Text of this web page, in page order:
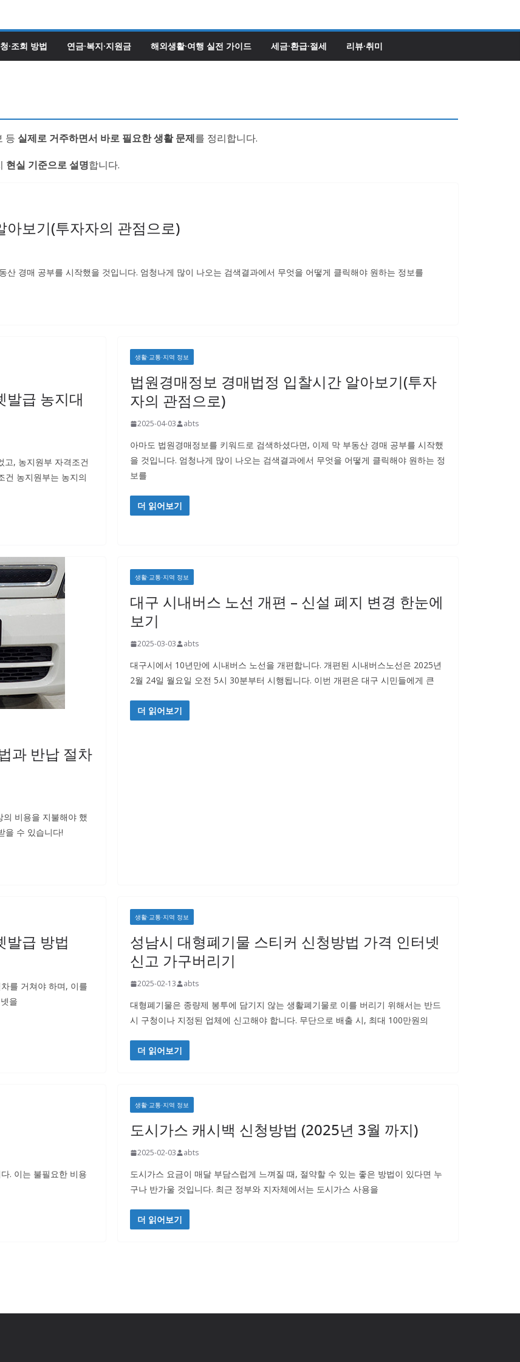
·조회 방법 연금·복지·지원금 해외생활·여행 실전 가이드 세금·환급·절세 리뷰·취미
등 실제로 거주하면서 바로 필요한 생활 문제를 정리합니다.
현실 기준으로 설명합니다.
보기(투자자의 관점으로)
경매 공부를 시작했을 것입니다. 엄청나게 많이 나오는 검색결과에서 무엇을 어떻게 클릭해야 원하는 정보를
발급 농지대
고, 농지원부 자격조건
농지원부는 농지의
생활·교통·지역 정보
법원경매정보 경매법정 입찰시간 알아보기(투자
자의 관점으로)
2025-04-03 abts
아마도 법원경매정보를 키워드로 검색하셨다면, 이제 막 부동산 경매 공부를 시작했
을 것입니다. 엄청나게 많이 나오는 검색결과에서 무엇을 어떻게 클릭해야 원하는 정
보를
더 읽어보기
과 반납 절차
비용을 지불해야 했
을 수 있습니다!
생활·교통·지역 정보
대구 시내버스 노선 개편 – 신설 폐지 변경 한눈에
보기
2025-03-03 abts
대구시에서 10년만에 시내버스 노선을 개편합니다. 개편된 시내버스노선은 2025년
2월 24일 월요일 오전 5시 30분부터 시행됩니다. 이번 개편은 대구 시민들에게 큰
더 읽어보기
발급 방법
를 거쳐야 하며, 이를
을
생활·교통·지역 정보
성남시 대형폐기물 스티커 신청방법 가격 인터넷
신고 가구버리기
2025-02-13 abts
대형폐기물은 종량제 봉투에 담기지 않는 생활폐기물로 이를 버리기 위해서는 반드
시 구청이나 지정된 업체에 신고해야 합니다. 무단으로 배출 시, 최대 100만원의
더 읽어보기
. 이는 불필요한 비용
생활·교통·지역 정보
도시가스 캐시백 신청방법 (2025년 3월 까지)
2025-02-03 abts
도시가스 요금이 매달 부담스럽게 느껴질 때, 절약할 수 있는 좋은 방법이 있다면 누
구나 반가울 것입니다. 최근 정부와 지자체에서는 도시가스 사용을
더 읽어보기